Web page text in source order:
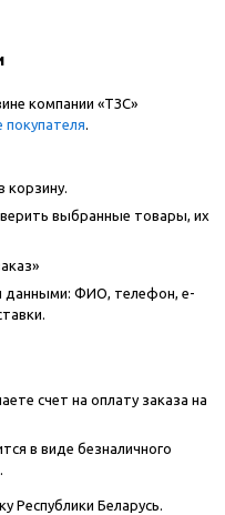
компании «ТЗС»
покупателя.
корзину.
выбранные товары, их
данными: ФИО, телефон, e-
счет на оплату заказа на
в виде безналичного
Республики Беларусь.